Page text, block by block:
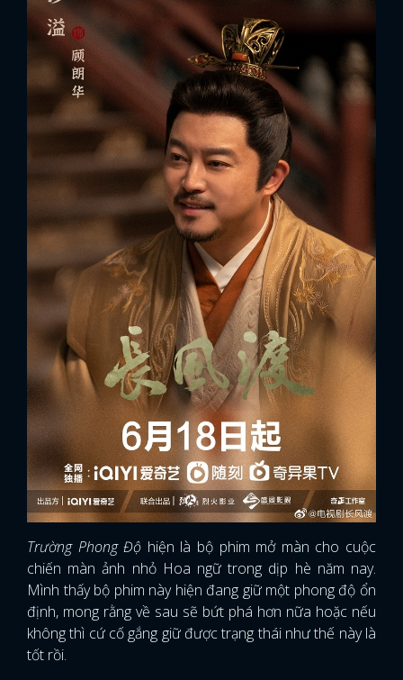
Trường Phong Độ hiện là bộ phim mở màn cho cuộc
chiến màn ảnh nhỏ Hoa ngữ trong dịp hè năm nay.
Mình thấy bộ phim này hiện đang giữ một phong độ ổn
định, mong rằng về sau sẽ bứt phá hơn nữa hoặc nếu
không thì cứ cố gắng giữ được trạng thái như thế này là
tốt rồi.